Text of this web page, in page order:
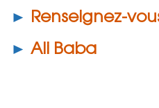
► Renseignez-
► Ali Baba